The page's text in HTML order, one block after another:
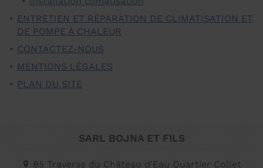
ENTRETIEN ET RÉPARATION DE CLIMATISATION ET
DE POMPE À CHALEUR
CONTACTEZ-NOUS
MENTIONS LÉGALES
PLAN DU SITE
SARL BOJNA ET FILS
85 Traverse du Château d'Eau Quartier Collet